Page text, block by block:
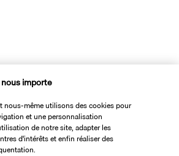
à Faro
Nord au Sud
importe
nous-même utilisons des cookies pour
et une personnalisation
de notre site, adapter les
d'intérêts et enfin réaliser des